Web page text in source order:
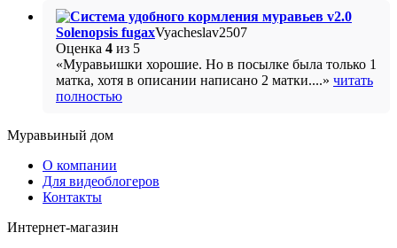
Solenopsis fugaxVyacheslav2507
Оценка 4 из 5
«Муравьишки хорошие. Но в посылке была только 1
матка, хотя в описании написано 2 матки....» читать
полностью
Муравьиный дом
О компании
Для видеоблогеров
Контакты
Интернет-магазин